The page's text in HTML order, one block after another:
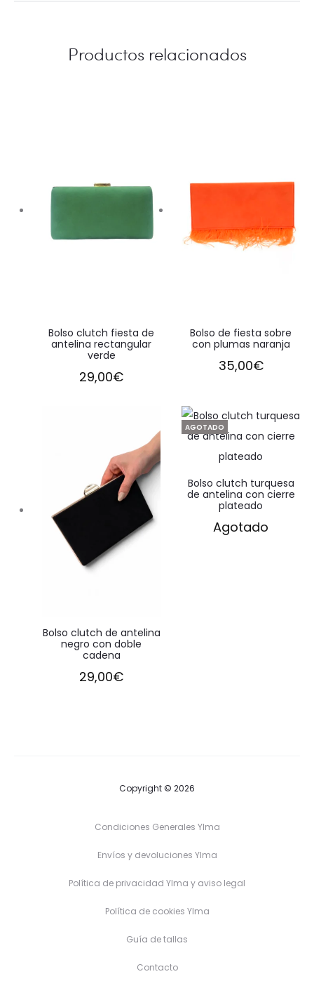
Productos relacionados
Bolso clutch fiesta de
antelina rectangular
verde
29,00€
Bolso de fiesta sobre
con plumas naranja
35,00€
Bolso clutch de antelina
negro con doble
cadena
29,00€
AGOTADO
Bolso clutch turquesa
de antelina con cierre
plateado
Agotado
Copyright © 2026
Condiciones Generales Ylma
Envíos y devoluciones Ylma
Política de privacidad Ylma y aviso legal
Política de cookies Ylma
Guía de tallas
Contacto